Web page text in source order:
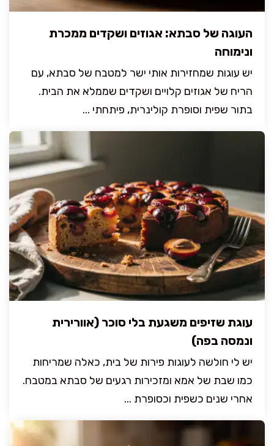
העוגה של סבתא: אגוזים ושקדים ממכרת
ונימוחה
יש עוגות שמחזירות אותי ישר למטבח של סבתא, עם
הריח של אגוזים קלויים ושקדים שממלא את הבית.
בתור שפית וסופרת קולינרית, פיתחתי ...
עוגת שזיפים משגעת בלי סוכר (אוורירית
ונמסה בפה)
יש לי חולשה לעוגות פירות של בית, כאלה שמריחות
כמו שבת של אמא ומזכירות רגעים של סבתא במטבח.
אחרי שנים כשפית וכסופרת ...